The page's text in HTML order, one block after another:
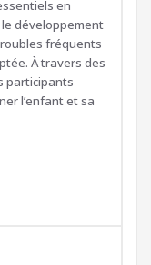
en
développement
fréquents
À travers des
participants
l’enfant et sa